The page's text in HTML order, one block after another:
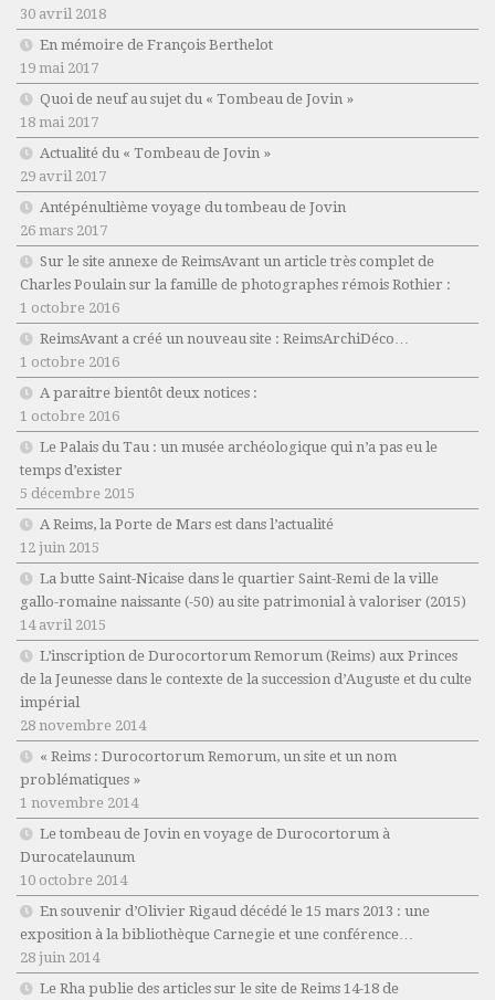
30 avril 2018
En mémoire de François Berthelot
19 mai 2017
Quoi de neuf au sujet du « Tombeau de Jovin »
18 mai 2017
Actualité du « Tombeau de Jovin »
29 avril 2017
Antépénultième voyage du tombeau de Jovin
26 mars 2017
Sur le site annexe de ReimsAvant un article très complet de
Charles Poulain sur la famille de photographes rémois Rothier :
1 octobre 2016
ReimsAvant a créé un nouveau site : ReimsArchiDéco…
1 octobre 2016
A paraitre bientôt deux notices :
1 octobre 2016
Le Palais du Tau : un musée archéologique qui n’a pas eu le
temps d’exister
5 décembre 2015
A Reims, la Porte de Mars est dans l’actualité
12 juin 2015
La butte Saint-Nicaise dans le quartier Saint-Remi de la ville
gallo-romaine naissante (-50) au site patrimonial à valoriser (2015)
14 avril 2015
L’inscription de Durocortorum Remorum (Reims) aux Princes
de la Jeunesse dans le contexte de la succession d’Auguste et du culte
impérial
28 novembre 2014
« Reims : Durocortorum Remorum, un site et un nom
problématiques »
1 novembre 2014
Le tombeau de Jovin en voyage de Durocortorum à
Durocatelaunum
10 octobre 2014
En souvenir d’Olivier Rigaud décédé le 15 mars 2013 : une
exposition à la bibliothèque Carnegie et une conférence…
28 juin 2014
Le Rha publie des articles sur le site de Reims 14-18 de